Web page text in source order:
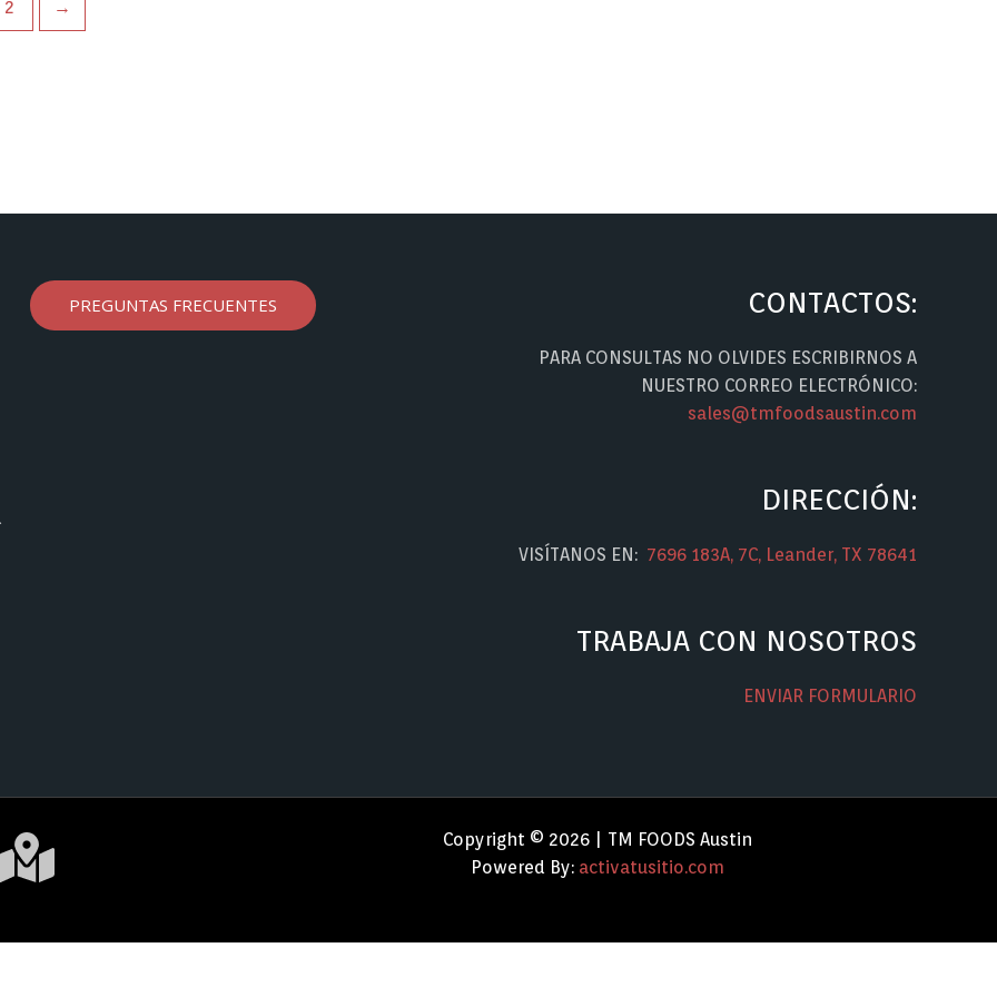
2 →
PREGUNTAS FRECUENTES CONTACTOS:
PARA CONSULTAS NO OLVIDES ESCRIBIRNOS A
NUESTRO CORREO ELECTRÓNICO:
sales@tmfoodsaustin.com
DIRECCIÓN:
VISÍTANOS EN: 7696 183A, 7C, Leander, TX 78641
TRABAJA CON NOSOTROS
ENVIAR FORMULARIO
Copyright © 2026 | TM FOODS Austin
Powered By: activatusitio.com